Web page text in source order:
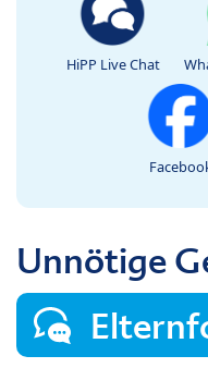
HiPP Live Chat
Unnötige